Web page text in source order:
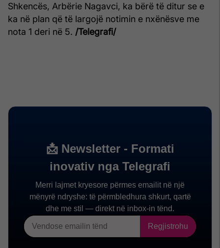
Shkencës, Arbërie Nagavci, ka bërë të ditur se e
ka në plan që të largojë notimin e nxënësve me
nota 1 deri në 5. /Telegrafi/